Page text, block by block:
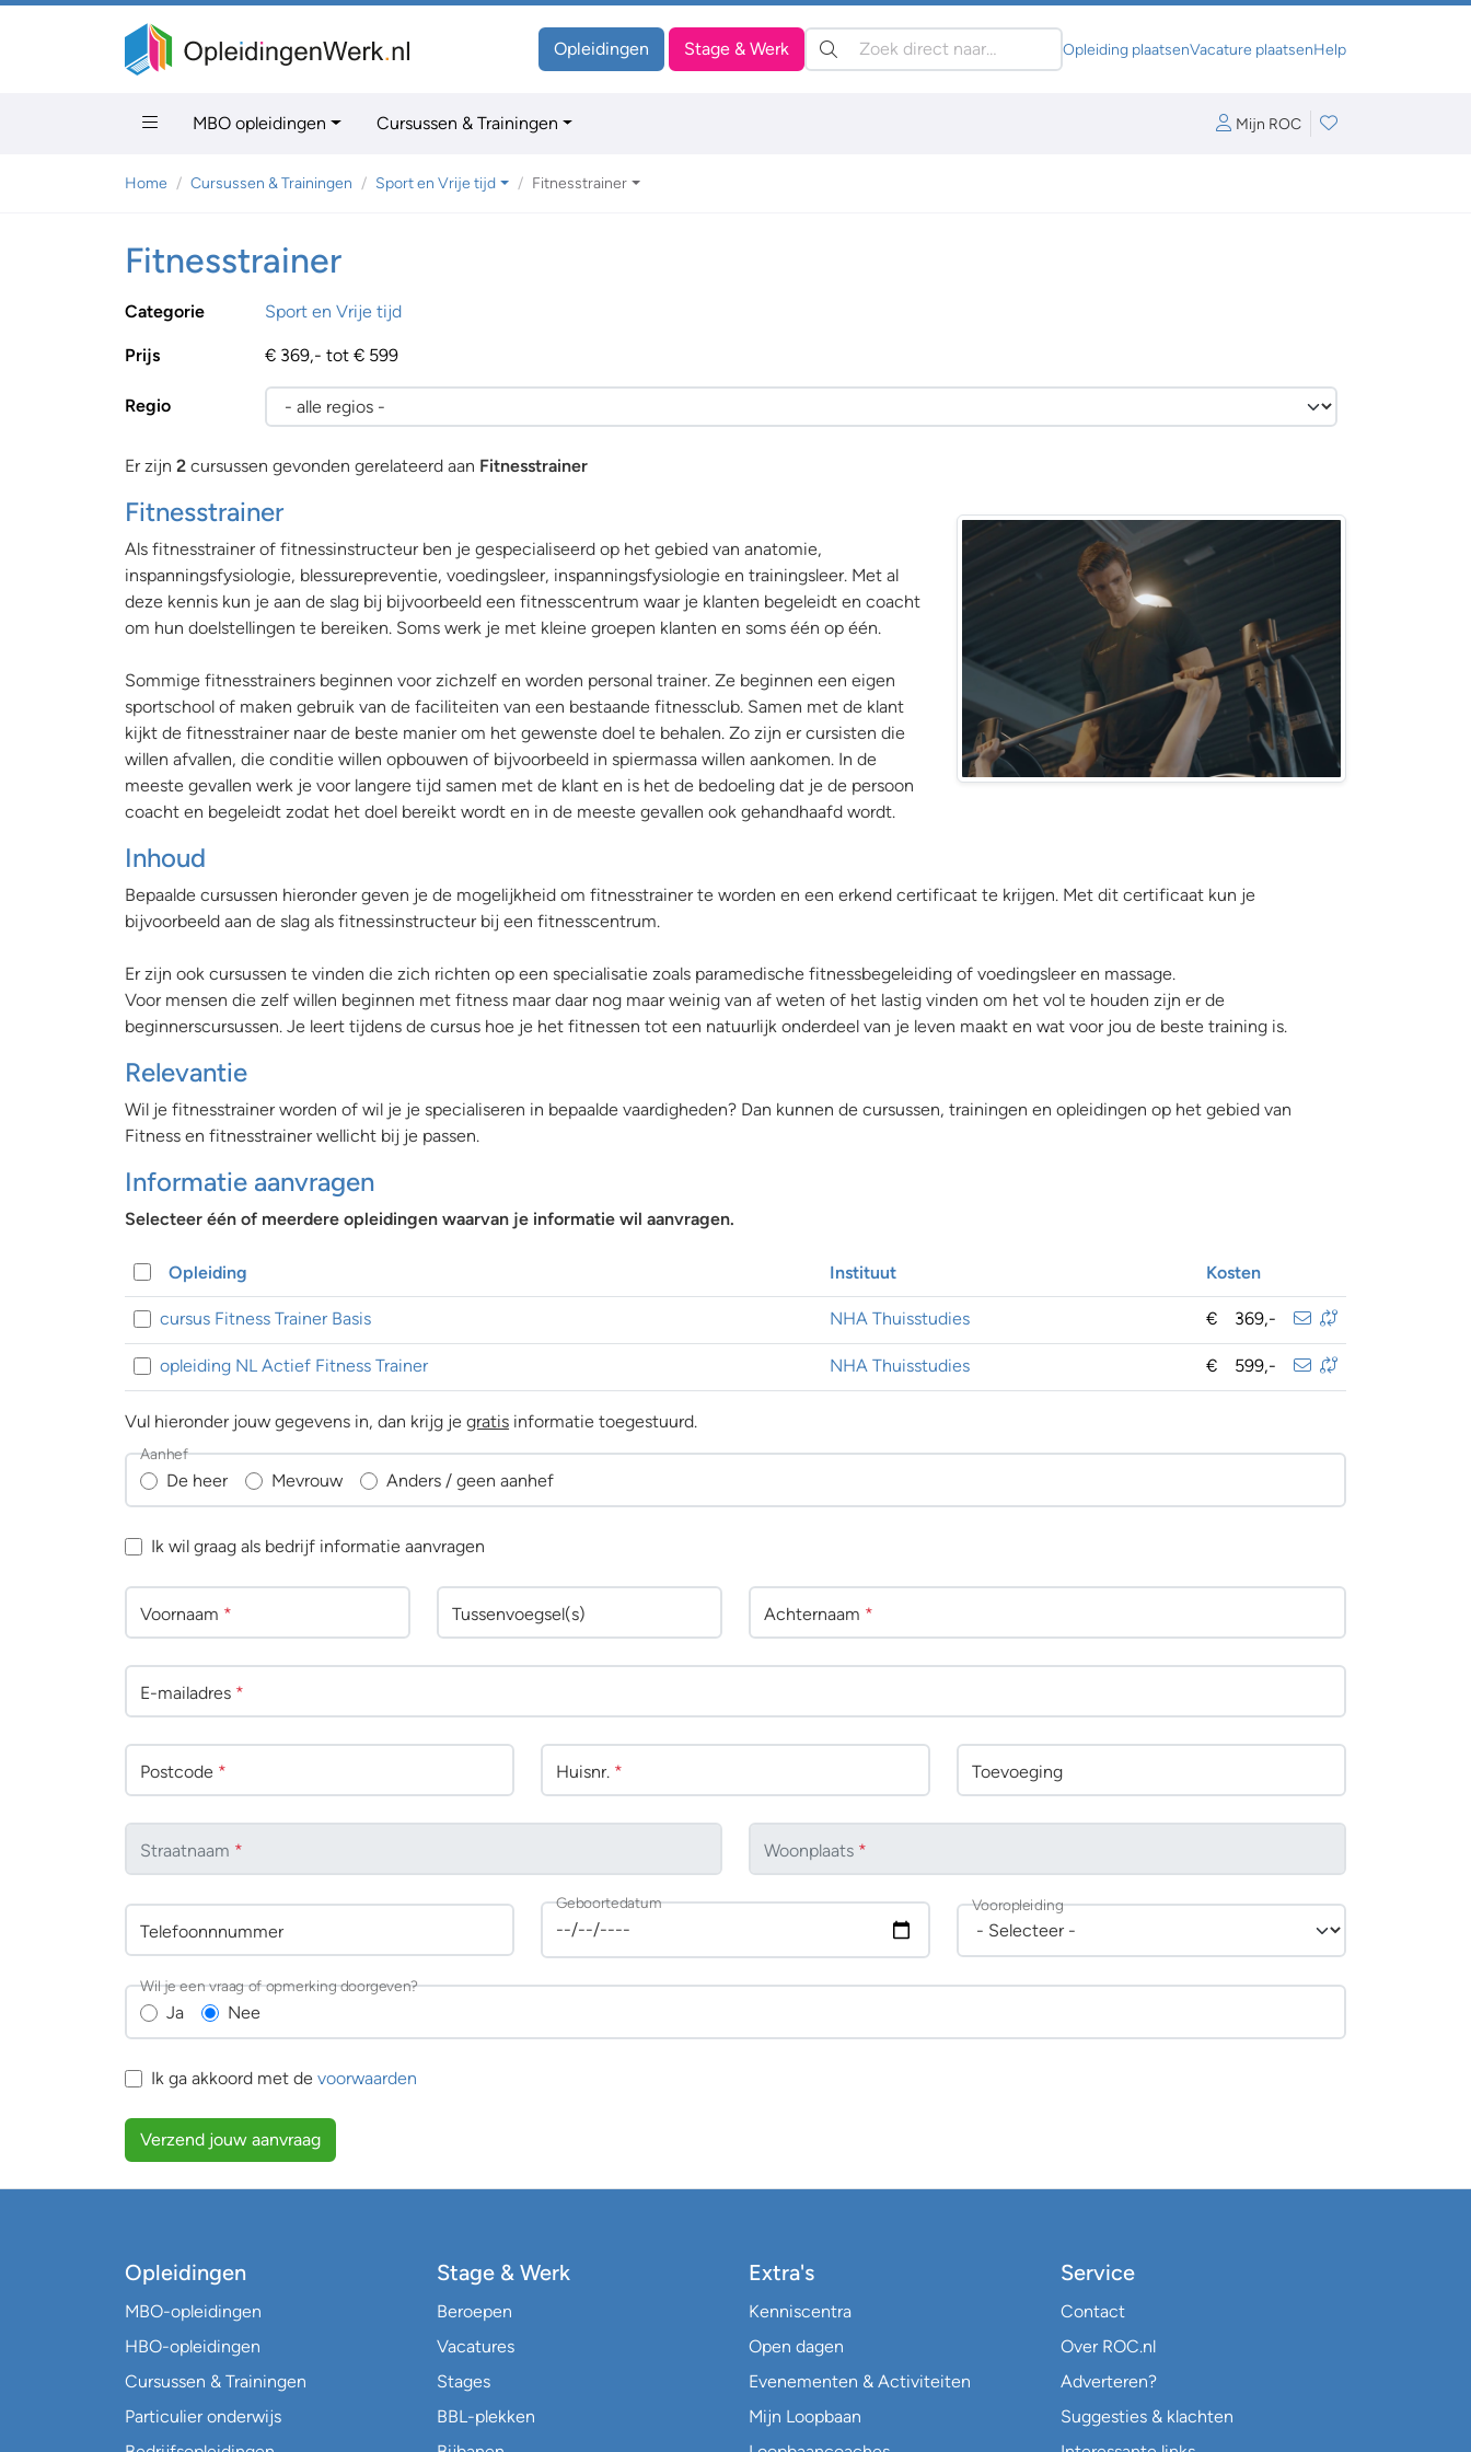
Opleidingen Stage & Werk Zoeken: Opleiding plaatsenVacature plaatsenHelp
MBO opleidingen Cursussen & Trainingen Mijn ROC
Home Cursussen & Trainingen Sport en Vrije tijd Fitnesstrainer
Fitnesstrainer
Categorie Sport en Vrije tijd
Prijs € 369,- tot € 599
Regio
Er zijn 2 cursussen gevonden gerelateerd aan Fitnesstrainer
Fitnesstrainer
Als fitnesstrainer of fitnessinstructeur ben je gespecialiseerd op het gebied van anatomie,
inspanningsfysiologie, blessurepreventie, voedingsleer, inspanningsfysiologie en trainingsleer. Met al
deze kennis kun je aan de slag bij bijvoorbeeld een fitnesscentrum waar je klanten begeleidt en coacht
om hun doelstellingen te bereiken. Soms werk je met kleine groepen klanten en soms één op één.
Sommige fitnesstrainers beginnen voor zichzelf en worden personal trainer. Ze beginnen een eigen
sportschool of maken gebruik van de faciliteiten van een bestaande fitnessclub. Samen met de klant
kijkt de fitnesstrainer naar de beste manier om het gewenste doel te behalen. Zo zijn er cursisten die
willen afvallen, die conditie willen opbouwen of bijvoorbeeld in spiermassa willen aankomen. In de
meeste gevallen werk je voor langere tijd samen met de klant en is het de bedoeling dat je de persoon
coacht en begeleidt zodat het doel bereikt wordt en in de meeste gevallen ook gehandhaafd wordt.
Inhoud
Bepaalde cursussen hieronder geven je de mogelijkheid om fitnesstrainer te worden en een erkend certificaat te krijgen. Met dit certificaat kun je
bijvoorbeeld aan de slag als fitnessinstructeur bij een fitnesscentrum.
Er zijn ook cursussen te vinden die zich richten op een specialisatie zoals paramedische fitnessbegeleiding of voedingsleer en massage.
Voor mensen die zelf willen beginnen met fitness maar daar nog maar weinig van af weten of het lastig vinden om het vol te houden zijn er de
beginnerscursussen. Je leert tijdens de cursus hoe je het fitnessen tot een natuurlijk onderdeel van je leven maakt en wat voor jou de beste training is.
Relevantie
Wil je fitnesstrainer worden of wil je je specialiseren in bepaalde vaardigheden? Dan kunnen de cursussen, trainingen en opleidingen op het gebied van
Fitness en fitnesstrainer wellicht bij je passen.
Informatie aanvragen
Selecteer één of meerdere opleidingen waarvan je informatie wil aanvragen.
Opleiding Instituut Kosten
cursus Fitness Trainer Basis NHA Thuisstudies € 369,-
opleiding NL Actief Fitness Trainer NHA Thuisstudies € 599,-
Vul hieronder jouw gegevens in, dan krijg je gratis informatie toegestuurd.
De heer Mevrouw Anders / geen aanhef
Aanhef
Ik wil graag als bedrijf informatie aanvragen
Voornaam * Tussenvoegsel(s) Achternaam *
E-mailadres *
Postcode * Huisnr. * Toevoeging
Straatnaam * Woonplaats *
Telefoonnnummer
Geboortedatum Vooropleiding
Ja Nee
Wil je een vraag of opmerking doorgeven?
Ik ga akkoord met de voorwaarden
Verzend jouw aanvraag
Opleidingen
MBO-opleidingen
HBO-opleidingen
Cursussen & Trainingen
Particulier onderwijs
Stage & Werk
Beroepen
Vacatures
Stages
BBL-plekken
Extra's
Kenniscentra
Open dagen
Evenementen & Activiteiten
Mijn Loopbaan
Service
Contact
Over ROC.nl
Adverteren?
Suggesties & klachten